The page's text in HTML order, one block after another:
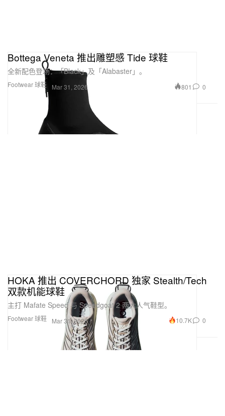
Footwear 球鞋
Bottega Veneta 推出雕塑感 Tide 球鞋
全新配色登场：「Black」及「Alabaster」。
Mar 31, 2026 801 0
Footwear 球鞋
HOKA 推出 COVERCHORD 独家 Stealth/Tech
双款机能球鞋
主打 Mafate Speed 与 Speedgoat 2 两大人气鞋型。
Mar 31, 2026 10.7K 0